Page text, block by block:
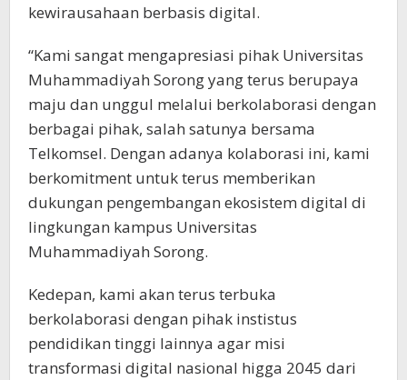
kewirausahaan berbasis digital.
“Kami sangat mengapresiasi pihak Universitas
Muhammadiyah Sorong yang terus berupaya
maju dan unggul melalui berkolaborasi dengan
berbagai pihak, salah satunya bersama
Telkomsel. Dengan adanya kolaborasi ini, kami
berkomitment untuk terus memberikan
dukungan pengembangan ekosistem digital di
lingkungan kampus Universitas
Muhammadiyah Sorong.
Kedepan, kami akan terus terbuka
berkolaborasi dengan pihak instistus
pendidikan tinggi lainnya agar misi
transformasi digital nasional higga 2045 dari